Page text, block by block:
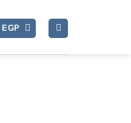
EGP